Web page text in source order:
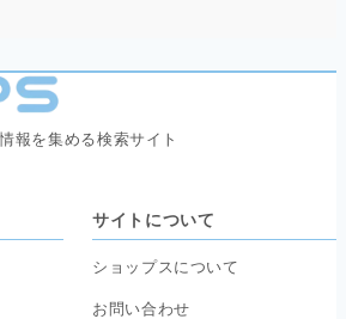
報を集める検索サイト
サイトについて
ショップスについて
お問い合わせ